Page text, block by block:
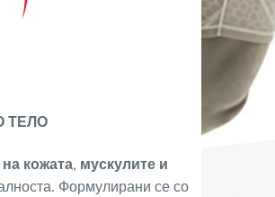
ТЕЛО
кожата, мускулите и
Формулирани се со